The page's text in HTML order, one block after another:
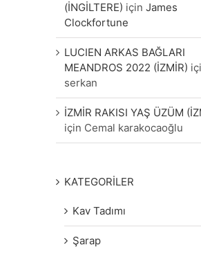
(İNGİLTERE) içinJames
Clockfortune
LUCIEN ARKAS BAĞLARI
MEANDROS 2022 (İZMİR)
serkan
İZMİR RAKISI YAŞ ÜZÜM
için Cemal karakocaoğlu
KATEGORİLER
Kav Tadımı
Şarap